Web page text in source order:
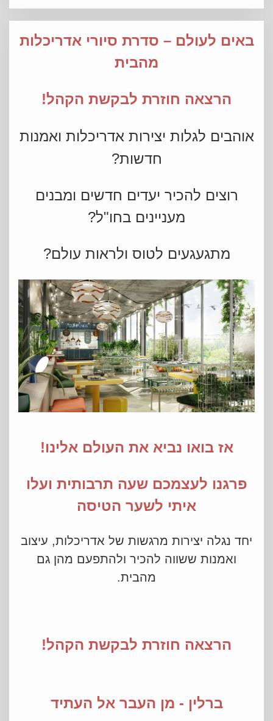
באים לעולם – סדרת סיורי אדריכלות
מהבית
הרצאה חוזרת לבקשת הקהל!
אוהבים לגלות יצירות אדריכלות ואמנות
חדשות?
רוצים להכיר יעדים חדשים ומבנים
מעניינים בחו"ל?
מתגעגעים לטוס ולראות עולם?
אז בואו נביא את העולם אלינו!
פרגנו לעצמכם שעה תרבותית ועלו
איתי לשער הטיסה
יחד נגלה יצירות מרגשות של אדריכלות, עיצוב
ואמנות ששווה להכיר ולהתפעם מהן גם
מהבית.
הרצאה חוזרת לבקשת הקהל!
ברלין - מן העבר אל העתיד